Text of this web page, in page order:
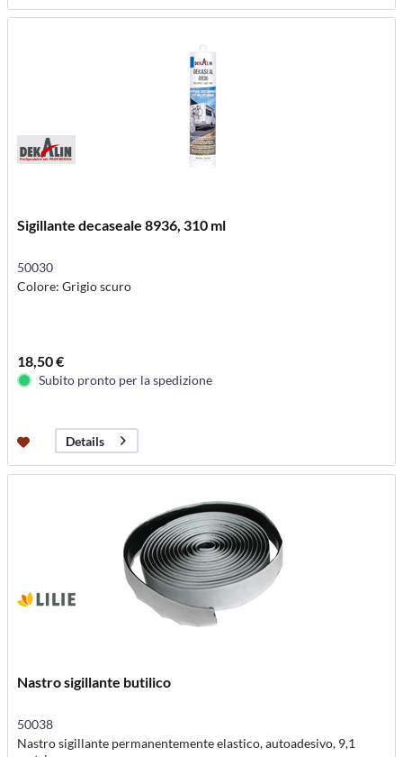
Sigillante decaseale 8936, 310 ml
50030
Colore: Grigio scuro
18,50 €
Subito pronto per la spedizione
Details
Nastro sigillante butilico
50038
Nastro sigillante permanentemente elastico, autoadesivo, 9,1